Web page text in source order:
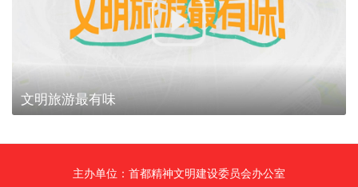
文明旅游最有味
主办单位：首都精神文明建设委员会办公室